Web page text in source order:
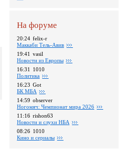
На форуме
20:24 felix-r
Маккаби Тель-Авив
19:41 vasil
Новости из Европы
16:31
1010
Политика
16:23 Got
БК МБА
14:59 observer
Ногомяч: Чемпионат мира 2026
11:16 rishon63
Новости и слухи НБА
08:26 1010
Кино и сериалы